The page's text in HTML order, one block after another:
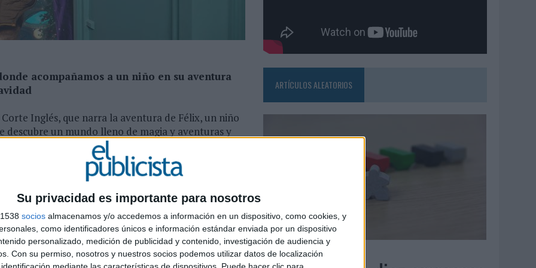
Su privacidad es importante para nosotros
socios almacenamos y/o accedemos a información en un dispositivo, como cookies, y
como identificadores únicos e información estándar enviada por un dispositivo
personalizado, medición de publicidad y contenido, investigación de audiencia y
Con su permiso, nosotros y nuestros socios podemos utilizar datos de localización
mediante las características de dispositivos. Puede hacer clic para
LA INFANCIA EN SU ESTRATEGIA
LOS MEDIOS CONTROLADOS MANTIENEN EL CRECIMIENTO
acompañamos a un niño en su aventura
Inglés, que narra la aventura de Félix, un niño
un mundo lleno de magia y aventuras y
volar, salas que te convierten en un dibujo
planta.
en torno a un spot publicitario que podrá
activaciones en exterior y en los establecimientos
ARTÍCULOS ALEATORIOS